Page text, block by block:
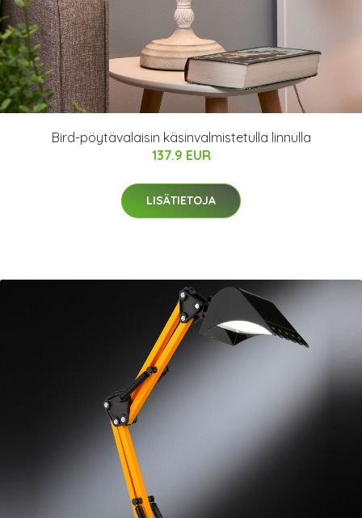
Bird-pöytävalaisin käsinvalmistetulla linnulla
137.9 EUR
LISÄTIETOJA